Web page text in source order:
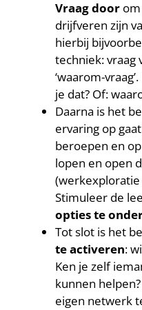
Vraag door
drijfveren zijn
hierbij
techniek: vraag
‘waarom-
je dat? Of:
Daarna is het
ervaring op
beroepen en
lopen en open
Stimuleer de
opties te
Tot slot is het
te activeren:
Ken je zelf
kunnen
eigen netwerk